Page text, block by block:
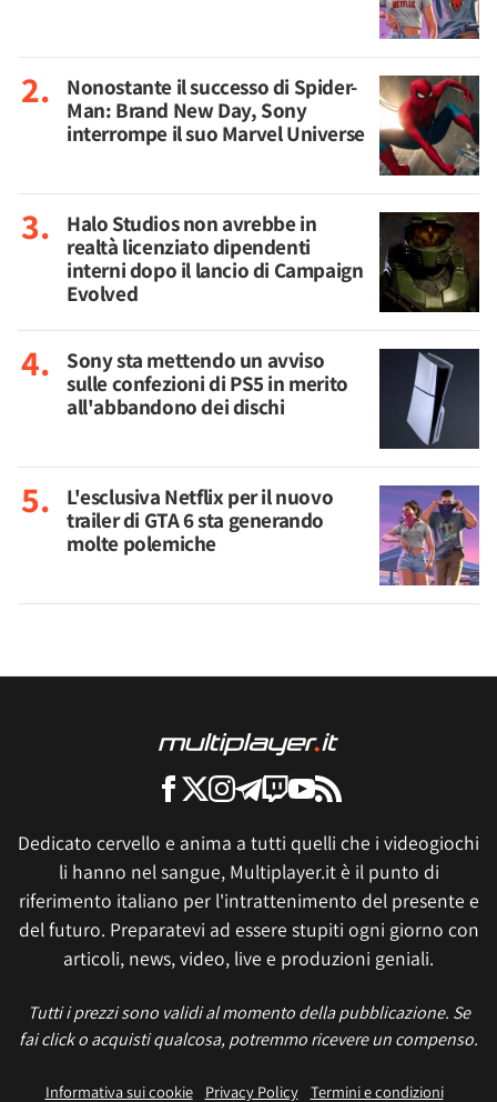
Nonostante il successo di Spider-
Man: Brand New Day, Sony
interrompe il suo Marvel Universe
Halo Studios non avrebbe in
realtà licenziato dipendenti
interni dopo il lancio di Campaign
Evolved
Sony sta mettendo un avviso
sulle confezioni di PS5 in merito
all'abbandono dei dischi
L'esclusiva Netflix per il nuovo
trailer di GTA 6 sta generando
molte polemiche
Dedicato cervello e anima a tutti quelli che i videogiochi
li hanno nel sangue, Multiplayer.it è il punto di
riferimento italiano per l'intrattenimento del presente e
del futuro. Preparatevi ad essere stupiti ogni giorno con
articoli, news, video, live e produzioni geniali.
Tutti i prezzi sono validi al momento della pubblicazione. Se
fai click o acquisti qualcosa, potremmo ricevere un compenso.
Informativa sui cookie Privacy Policy Termini e condizioni